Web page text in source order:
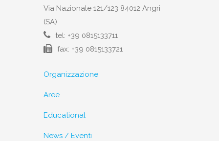
Via Nazionale 121/123 84012 Angri
(SA)
tel: +39 0815133711
fax: +39 0815133721
Organizzazione
Aree
Educational
News / Eventi